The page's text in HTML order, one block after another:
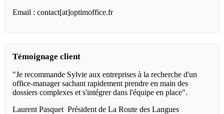
Email : contact[at]optimoffice.fr
Témoignage client
"Je recommande Sylvie aux entreprises à la recherche d'un
office-manager sachant rapidement prendre en main des
dossiers complexes et s'intégrer dans l'équipe en place".
Laurent Pasquet Président de La Route des Langues